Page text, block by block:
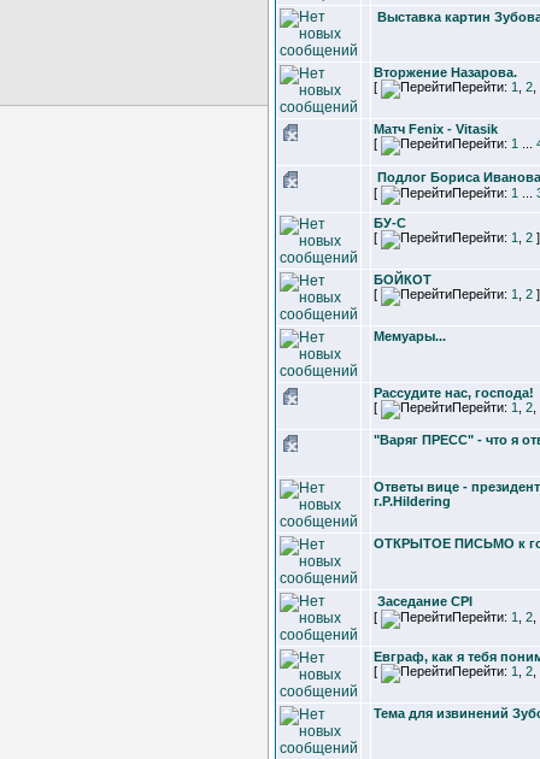
Выставка картин
Вторжение Назарова.
[
Перейти: 1 2
Матч Fenix - Vitasik
[
Перейти: 1
Подлог Бориса Иванова
[
Перейти: 1
БУ-С
[
Перейти: 1 2 ]
БОЙКОТ
[
Перейти: 1 2 ]
Мемуары...
Рассудите нас, господа!
[
Перейти: 1 2
"Варяг ПРЕСС" - что я
Ответы вице -
г.P.Hildering
ОТКРЫТОЕ ПИСЬМО к
Заседание CPI
[
Перейти: 1 2
Евграф, как я тебя
[
Перейти: 1 2
Тема для извинений